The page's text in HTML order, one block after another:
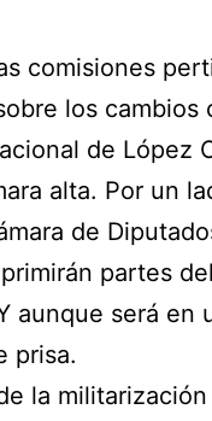
comisiones
los cambios
de López
alta. Por un
de
partes
aunque será en
prisa.
la